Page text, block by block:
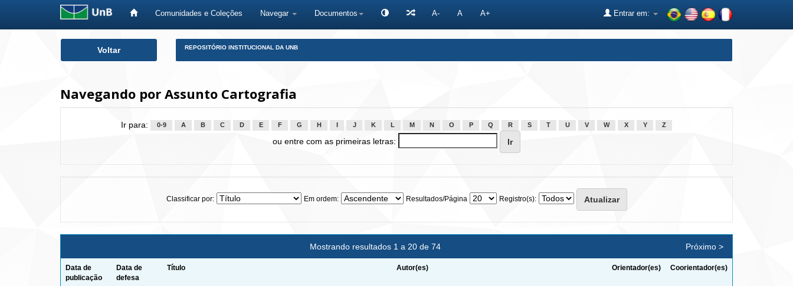
Comunidades e Coleções Navegar Documentos A- A A+ Entrar em:
Voltar REPOSITÓRIO INSTITUCIONAL DA UNB
Navegando por Assunto Cartografia
Ir para: 0-9 A B C D E F G H J K L M N O P Q R S T U V W X Y Z
ou entre com as primeiras letras:
Classificar por: Em ordem: Resultados/Página Registro(s):
Mostrando resultados 1 a 20 de 74 Próximo >
Data de
publicação
Data de
defesa
Título Autor(es) Orientador(es) Coorientador(es)